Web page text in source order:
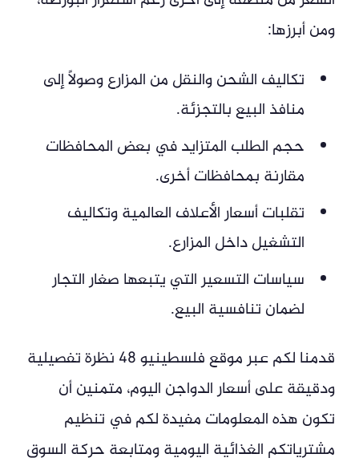
ومن أبرزها:
تكاليف الشحن والنقل من المزارع وصولاً إلى
منافذ البيع بالتجزئة.
حجم الطلب المتزايد في بعض المحافظات
مقارنة بمحافظات أخرى.
تقلبات أسعار الأعلاف العالمية وتكاليف
التشغيل داخل المزارع.
سياسات التسعير التي يتبعها صغار التجار
لضمان تنافسية البيع.
قدمنا لكم عبر موقع فلسطينيو 48 نظرة تفصيلية
ودقيقة على أسعار الدواجن اليوم، متمنين أن
تكون هذه المعلومات مفيدة لكم في تنظيم
مشترياتكم الغذائية اليومية ومتابعة حركة السوق